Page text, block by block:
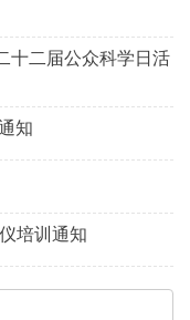
十二届公众科学日活
知
培训通知